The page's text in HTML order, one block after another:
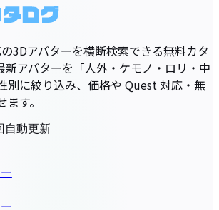
3Dアバターを横断検索できる無料カタ
新アバターを「人外・ケモノ・ロリ・中
別に絞り込み、価格や Quest 対応・無
す。
自動更新